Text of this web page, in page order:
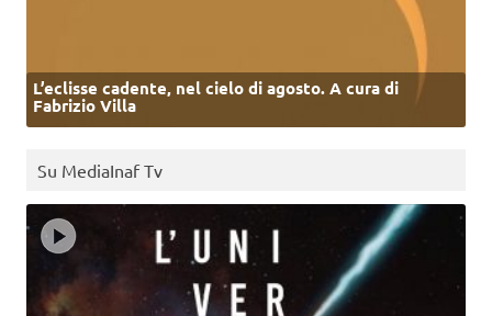
L’eclisse cadente, nel cielo di agosto. A cura di
Fabrizio Villa
Su MediaInaf Tv